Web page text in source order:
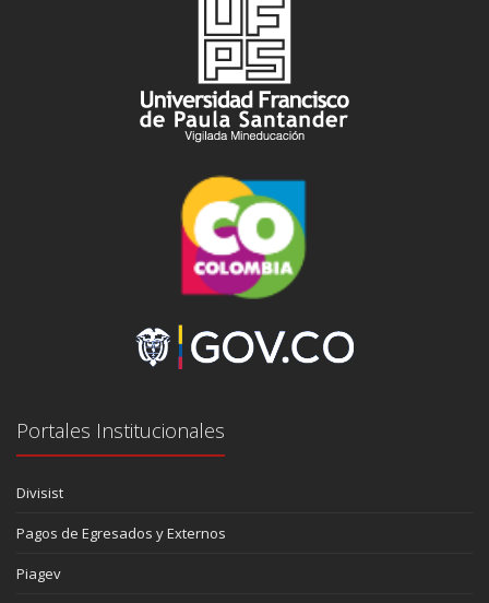
Portales Institucionales
Divisist
Pagos de Egresados y Externos
Piagev